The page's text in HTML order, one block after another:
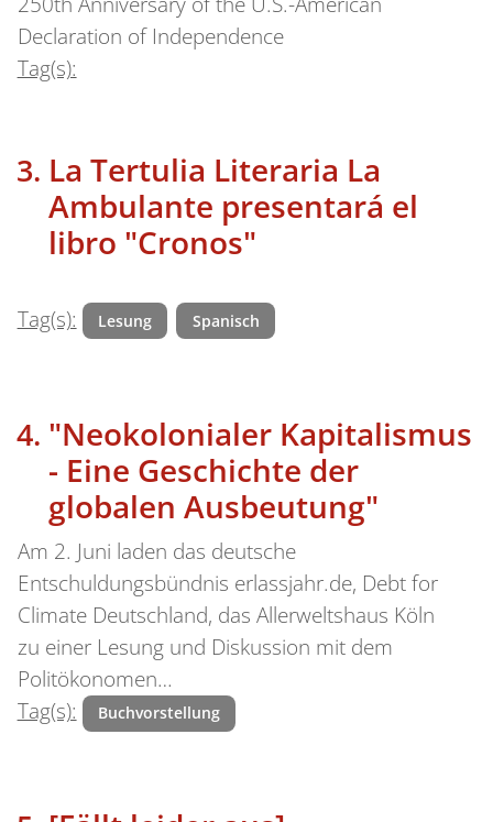
Declaration of Independence
Tag(s):
La Tertulia Literaria La
Ambulante presentará el
libro "Cronos"
Tag(s): Lesung Spanisch
"Neokolonialer Kapitalismus
- Eine Geschichte der
globalen Ausbeutung"
Am 2. Juni laden das deutsche
Entschuldungsbündnis erlassjahr.de, Debt for
Climate Deutschland, das Allerweltshaus Köln
zu einer Lesung und Diskussion mit dem
Politökonomen…
Tag(s):
Buchvorstellung